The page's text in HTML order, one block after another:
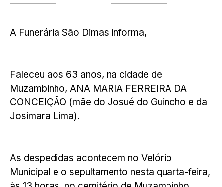
A Funerária São Dimas informa,
Faleceu aos 63 anos, na cidade de
Muzambinho, ANA MARIA FERREIRA DA
CONCEIÇÃO (mãe do Josué do Guincho e da
Josimara Lima).
As despedidas acontecem no Velório
Municipal e o sepultamento nesta quarta-feira,